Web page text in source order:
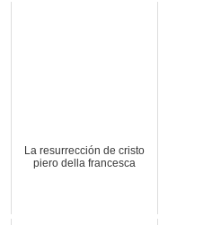
La resurrección de cristo
piero della francesca